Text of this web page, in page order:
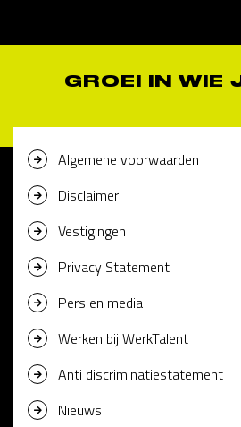
GROEI IN WIE
Algemene voorwaarden
Disclaimer
Vestigingen
Privacy Statement
Pers en media
Werken bij WerkTalent
Anti discriminatiestatement
Nieuws